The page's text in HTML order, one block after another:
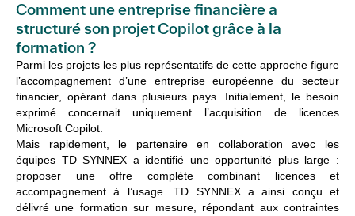
Comment une entreprise financière a
structuré son projet Copilot grâce à la
formation ?
Parmi les projets les plus représentatifs de cette approche figure
l’accompagnement d’une entreprise européenne du secteur
financier , opérant dans plusieurs pays. Initialement, le besoin
exprimé concernait uniquement l’acquisition de licences
Microsoft Copilot
Mais rapidement, le partenaire en collaboration avec les
équipes TD SYNNEX a identifié une opportunité plus large :
proposer une offre complète combinant licences et
accompagnement à l’usage. TD SYNNEX a ainsi conçu et
délivré une formation sur mesure, répondant aux contraintes